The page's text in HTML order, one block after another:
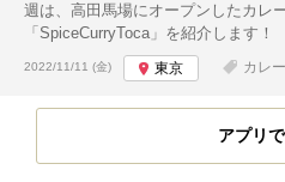
週は、高田馬場にオープンしたカレ
「SpiceCurryToca」を紹介します！
投稿日:
2022/11/11 (金) 東京 カレー
アプリ